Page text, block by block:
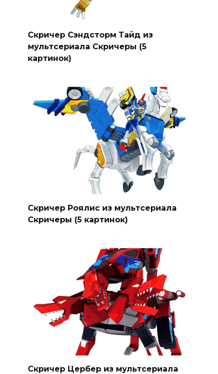
Скричер Сэндсторм Тайд из
мультсериала Скричеры (5
картинок)
Скричер Роялис из мультсериала
Скричеры (5 картинок)
Скричер Цербер из мультсериала